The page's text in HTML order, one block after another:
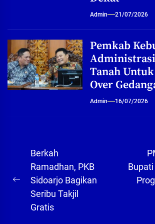
Admin 21/07/2026
Pemkab
Tanah
Over
Admin 16/07/2026
Navigasi
pos
Previous
post:
Berkah
Ramadhan, PKB
Sidoarjo Bagikan
Seribu Takjil
Gratis